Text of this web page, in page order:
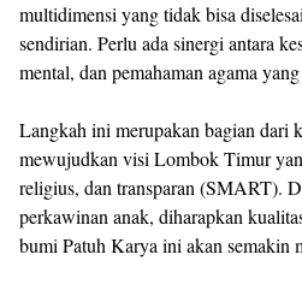
multidimensi yang tidak bisa
sendirian. Perlu ada sinergi antara
mental, dan pemahaman agama
Langkah ini merupakan bagian dari
mewujudkan visi Lombok Timur
religius, dan transparan (SMART).
perkawinan anak, diharapkan
bumi Patuh Karya ini akan semakin